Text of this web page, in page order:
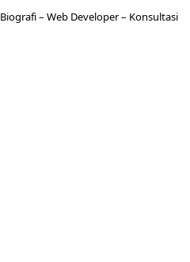
Biografi– Web Developer– Konsultasi